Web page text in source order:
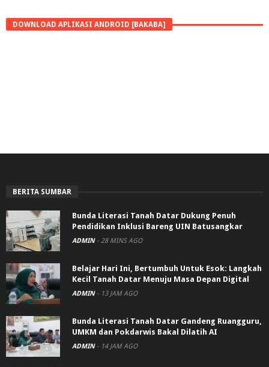
DOWNLOAD APLIKASI ANDROID [BAKABA]
BERITA SUMBAR
Bunda Literasi Tanah Datar Dukung Penuh
Pendidikan Inklusi Bareng UIN Batusangkar
ADMIN - 28 MINS AGO
Belajar Hari Ini, Bertumbuh Untuk Esok: Langkah
Kecil Tanah Datar Menuju Masa Depan Digital
ADMIN - 13 JAM AGO
Bunda Literasi Tanah Datar Gandeng Ruangguru,
UMKM dan Pokdarwis Bakal Dilatih AI
ADMIN - 14 JAM AGO